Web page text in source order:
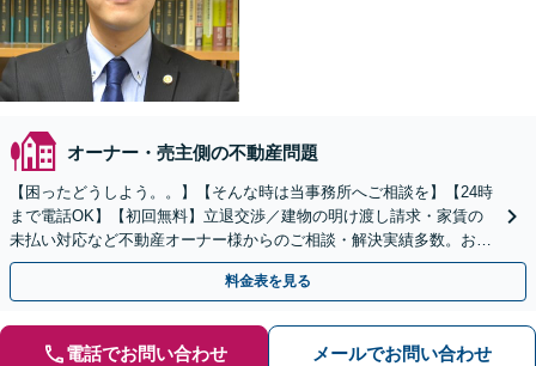
オーナー・売主側の不動産問題
【困ったどうしよう。。】【そんな時は当事務所へご相談を】【24時
まで電話OK】【初回無料】立退交渉／建物の明け渡し請求・家賃の
未払い対応など不動産オーナー様からのご相談・解決実績多数。お気
軽にご相談ください。
料金表を見る
電話でお問い合わせ メールでお問い合わせ